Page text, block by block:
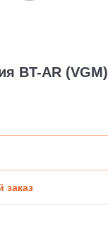
BT-AR (VGM)
заказ